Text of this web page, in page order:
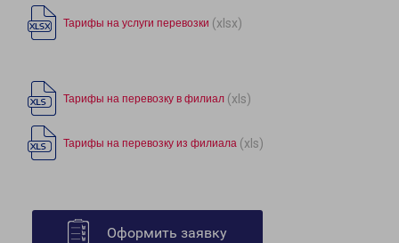
Тарифы на услуги перевозки (xlsx)
Тарифы на перевозку в филиал (xls)
Тарифы на перевозку из филиала (xls)
Оформить заявку